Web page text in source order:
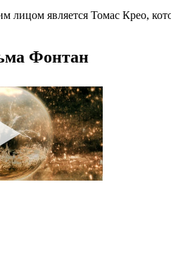
лицом является Томас Крео,
Фонтан